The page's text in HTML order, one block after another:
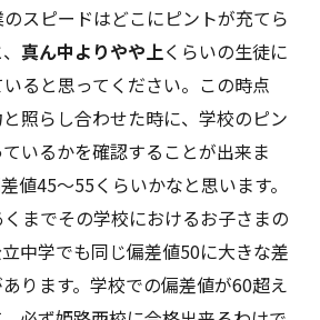
スピードはどこにピントが充てら
真ん中よりやや上くらいの生徒に
ると思ってください。この時点
照らし合わせた時に、学校のピン
いるかを確認することが出来ま
値45～55くらいかなと思います。
までその学校におけるお子さまの
中学でも同じ偏差値50に大きな差
ります。学校での偏差値が60超え